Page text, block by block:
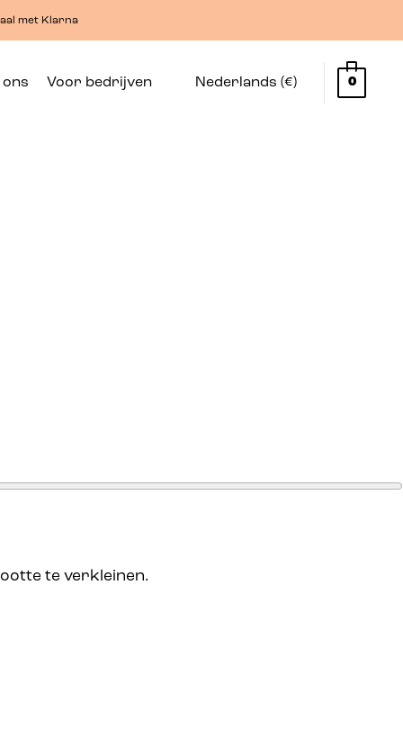
met Klarna
ons Voor bedrijven Nederlands (€) 0
te verkleinen.